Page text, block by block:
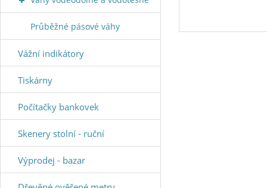
Průběžné pásové váhy
Vážní indikátory
Tiskárny
Počítačky bankovek
Skenery stolní - ruční
Výprodej - bazar